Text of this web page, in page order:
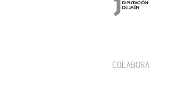
COLABORA